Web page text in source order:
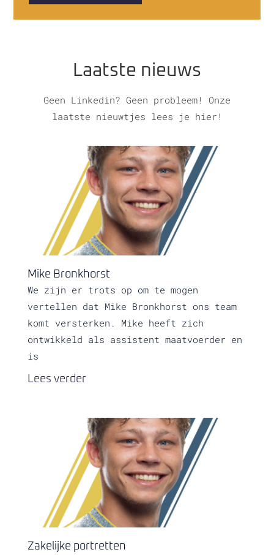
Laatste nieuws
Geen Linkedin? Geen probleem! Onze
laatste nieuwtjes lees je hier!
Mike Bronkhorst
We zijn er trots op om te mogen
vertellen dat Mike Bronkhorst ons team
komt versterken. Mike heeft zich
ontwikkeld als assistent maatvoerder en
is
Lees verder
Zakelijke portretten